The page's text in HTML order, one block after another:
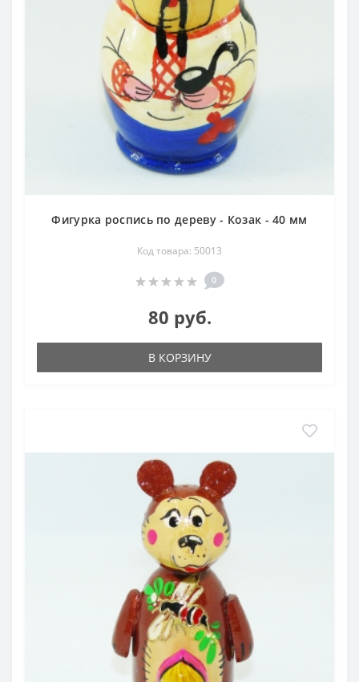
Фигурка роспись по дереву - Козак - 40 мм
Код товара: 50013
0
80 руб.
В КОРЗИНУ